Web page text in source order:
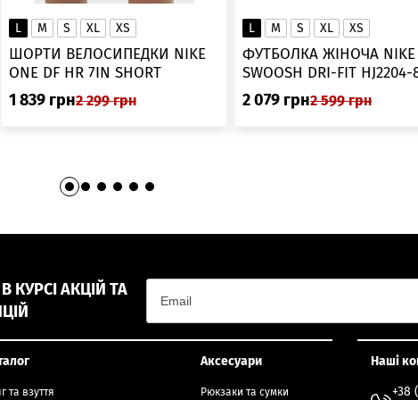
45.5
46
▲
L M S XL XS
ШОРТИ ВЕЛОСИПЕДКИ NIKE
ONE DF HR 7IN SHORT
DV9022-010
1 839 грн2 299 грн
L M S XL XS
ФУТБОЛКА ЖІНОЧА NIKE
SWOOSH DRI-FIT
2 079 грн2 599 грн
КУРСІ АКЦІЙ ТА
та взуття
Аксесуари
Рюкзаки та сумки
Наші
+38